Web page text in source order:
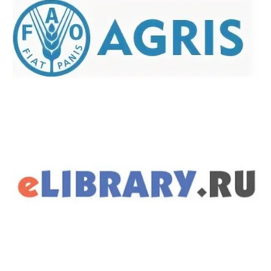
Защита персональных данных
Информация о проверках
Безопасность